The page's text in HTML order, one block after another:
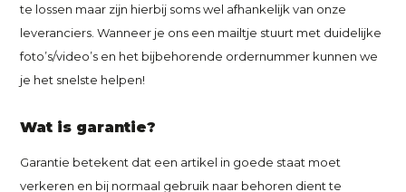
te lossen maar zijn hierbij soms wel afhankelijk van onze
leveranciers. Wanneer je ons een mailtje stuurt met duidelijke
foto’s/video’s en het bijbehorende ordernummer kunnen we
je het snelste helpen!
Wat is garantie?
Garantie betekent dat een artikel in goede staat moet
verkeren en bij normaal gebruik naar behoren dient te